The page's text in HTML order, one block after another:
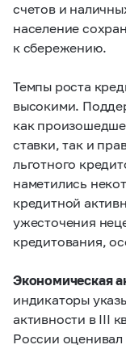
счетов и
население
к сбережению.
Темпы роста
высокими.
как
ставки, так и
льготного
наметились
кредитной
ужесточения
кредитования,
Экономическая
индикаторы
активности в III
России